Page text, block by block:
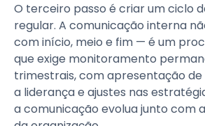
O terceiro passo é criar um ciclo
regular. A comunicação interna
com início, meio e fim — é um
que exige monitoramento
trimestrais, com apresentação
a liderança e ajustes nas
a comunicação evolua junto com